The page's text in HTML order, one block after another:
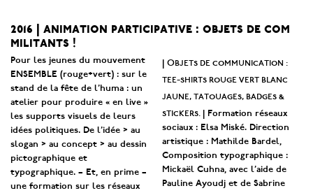
2016 | animation participative : objets de com
militants !
Pour les jeunes du mouvement
ENSEMBLE (rouge+vert) : sur le
stand de la fête de l’huma : un
atelier pour produire « en live »
les supports visuels de leurs
idées politiques. De l’idée > au
slogan > au concept > au dessin
pictographique et
typographique. – Et, en prime –
une formation sur les réseaux
|Objets de communication :
tee-shirts rouge vert blanc
jaune, tatouages, badges &
stickers.
| Formation réseaux
sociaux : Elsa Miské. Direction
artistique : Mathilde Bardel,
Composition typographique :
Mickaël Cuhna, avec l’aide de
Pauline Ayoudj et de Sabrine